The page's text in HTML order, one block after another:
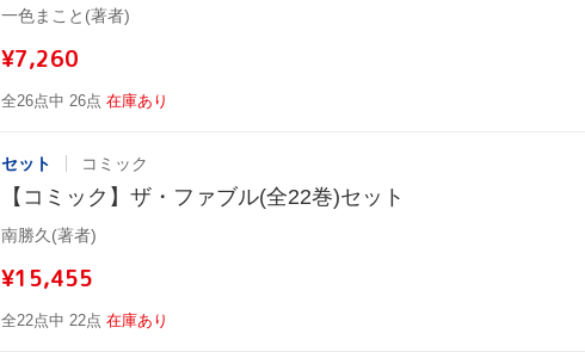
一色まこと(著者)
¥7,260
全26点中 26点 在庫あり
セット コミック
【コミック】ザ・ファブル(全22巻)セット
南勝久(著者)
¥15,455
全22点中 22点 在庫あり